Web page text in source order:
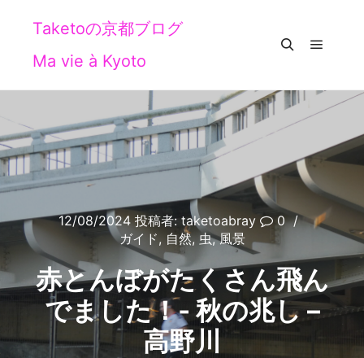
Taketoの京都ブログ
Ma vie à Kyoto
12/08/2024投稿者: taketoabray
0
ガイド, 自然,虫,風景
赤とんぼがたくさん飛ん
でました！‐ 秋の兆し –
高野川